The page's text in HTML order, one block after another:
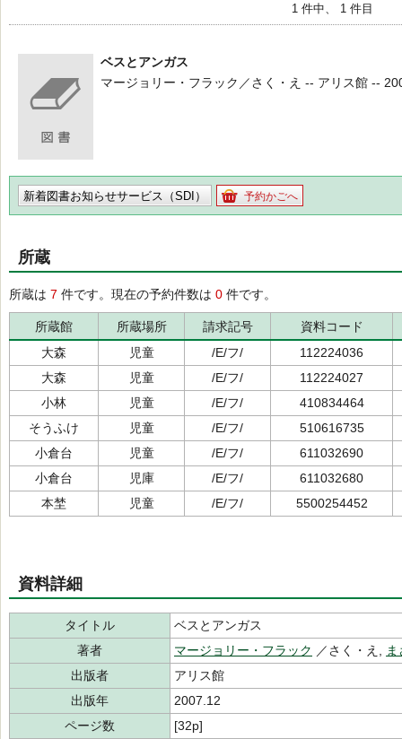
1 件中、 1 件目
ベスとアンガス
マージョリー・フラック／さく・え -- アリス館 --
新着図書お知らせサービス（SDI） 予約かごへ
所蔵
所蔵は 7 件です。現在の予約件数は 0 件です。
所蔵館 所蔵場所 請求記号
資料コード
大森
児童 /E/フ/
112224036
大森
児童 /E/フ/
112224027
小林
児童 /E/フ/
410834464
そうふけ
児童 /E/フ/
510616735
小倉台
児童 /E/フ/
611032690
小倉台
児庫 /E/フ/
611032680
本埜
児童 /E/フ/ 5500254452
資料詳細
タイトル
ベスとアンガス
著者
マージョリー・フラック ／さく・え,
出版者
アリス館
出版年
2007.12
ページ数
[32p]